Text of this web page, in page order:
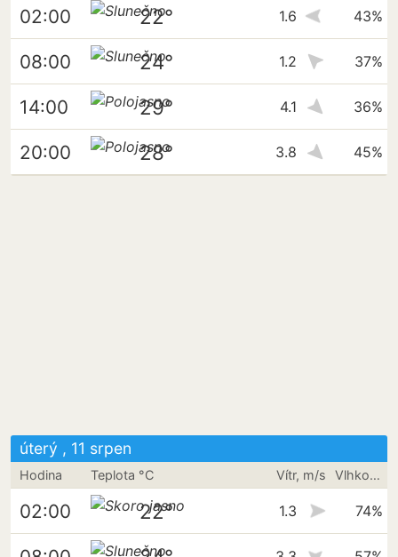
02:00 22° 1.6 43%
08:00 24° 1.2 37%
14:00 29° 4.1 36%
20:00 28° 3.8 45%
úterý , 11 srpen
Hodina Teplota °C Vítr, m/s Vlhkost vzduchu
02:00 22° 1.3 74%